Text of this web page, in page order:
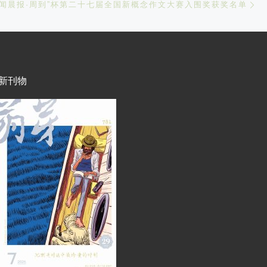
晨报·周到”杯第二十七届全国新概念作文大赛入围奖获奖名单
刊物